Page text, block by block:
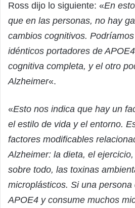
Ross dijo lo siguiente: «En
que en las personas, no hay
cambios cognitivos.
idénticos portadores de
cognitiva completa, y el otro
Alzheimer«.
«Esto nos indica que hay un
el estilo de vida y el entorno.
factores modificables
Alzheimer: la dieta, el
sobre todo, las toxinas
microplásticos. Si una
APOE4 y consume muchos